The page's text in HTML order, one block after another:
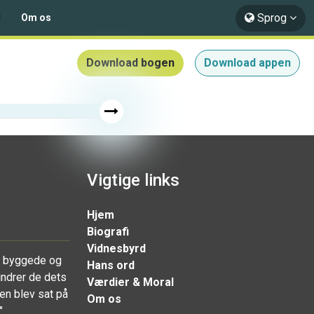
Om os Sprog
Download bogen Download appen
og
de dets
blev sat på
Vigtige links
Hjem
Biografi
Vidnesbyrd
Hans ord
Værdier & Moral
Om os